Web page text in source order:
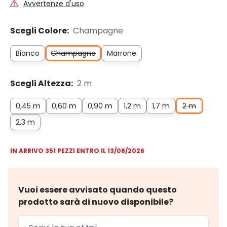
Avvertenze d'uso
Scegli Colore: Champagne
Bianco Champagne Marrone
Scegli Altezza: 2 m
0,45 m 0,60 m 0,90 m 1,2 m 1,7 m
2 m
2,3 m
IN ARRIVO 351 PEZZI ENTRO IL 13/08/2026
Vuoi essere avvisato quando questo
prodotto sarà di nuovo disponibile?